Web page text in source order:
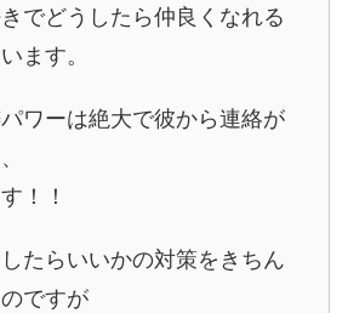
でどうしたら仲良くなれる
ます。
ワーは絶大で彼から連絡が
！！
たらいいかの対策をきちん
ですが